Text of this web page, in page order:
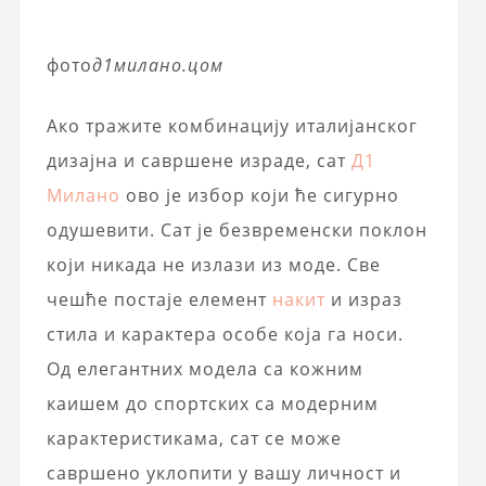
фотод1милано.цом
Ако тражите комбинацију италијанског
дизајна и савршене израде, сат Д1
Милано ово је избор који ће сигурно
одушевити. Сат је безвременски поклон
који никада не излази из моде. Све
чешће постаје елемент накит и израз
стила и карактера особе која га носи.
Од елегантних модела са кожним
каишем до спортских са модерним
карактеристикама, сат се може
савршено уклопити у вашу личност и